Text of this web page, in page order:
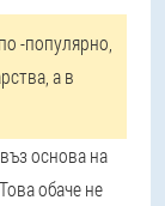
-популярно,
а в
основа на
обаче не